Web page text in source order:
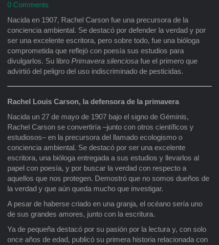
0 Comments
Nacida en 1907, Rachel Carson fue una precursora de la
conciencia ambiental. Se destacó por defender la verdad y por
ser una excelente escritora, pero sobre todo, fue una bióloga
comprometida que reflejó con poesía sus estudios para
divulgarlos. Su libro Primavera silenciosa fue el primero que
advirtió del peligro del uso indiscriminado de pesticidas.
Rachel Louis Carson, la defensora de la primavera
Nacida un 27 de mayo de 1907 bajo el signo de Géminis,
Rachel Carson se convertiría –junto con otros científicos y
estudiosos– en la precursora del llamado ecologismo o
conciencia ambiental. Se destacó por ser una excelente
escritora, una bióloga entregada a sus estudios y llevarlos al
papel con poesía, y por buscar la verdad con respecto a
aquellos que nos protegen. Demostró que no somos dueños de
la verdad y que aún queda mucho que investigar.
A pesar de haberse criado en una granja, el océano sería uno
de sus grandes amores, junto con la escritura.
Ya de pequeña destacó por su pasión por la lectura y, con solo
once años de edad, publicó su primera historia relacionada con